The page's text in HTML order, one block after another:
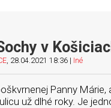
v
, 28.04.2021 18:36 | Iné
Panny
už dlhé roky. Je